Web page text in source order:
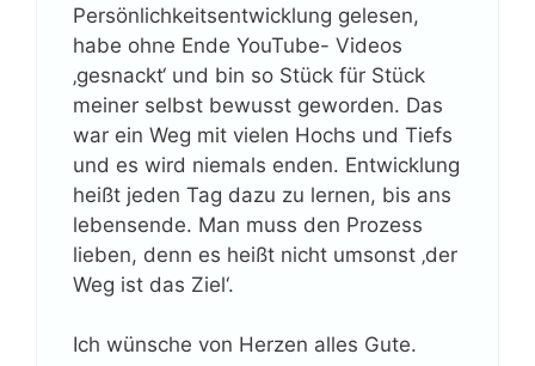
Persönlichkeitsentwicklung gelesen,
habe ohne Ende YouTube- Videos
‚gesnackt‘ und bin so Stück für Stück
meiner selbst bewusst geworden. Das
war ein Weg mit vielen Hochs und Tiefs
und es wird niemals enden. Entwicklung
heißt jeden Tag dazu zu lernen, bis ans
lebensende. Man muss den Prozess
lieben, denn es heißt nicht umsonst ‚der
Weg ist das Ziel‘.
Ich wünsche von Herzen alles Gute.